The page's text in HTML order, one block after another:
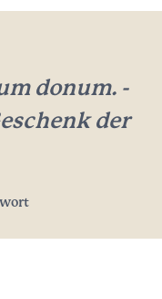
donum. -
der